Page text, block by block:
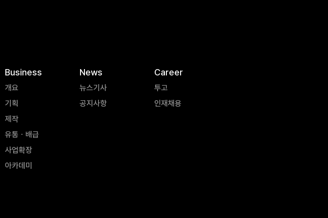
Business
개요
기획
제작
유통ㆍ배급
사업확장
아카데미
News
뉴스기사
공지사항
Career
투고
인재채용